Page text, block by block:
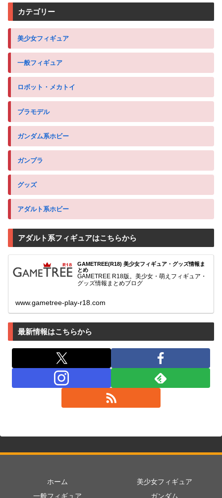
カテゴリー
美少女フィギュア
一般フィギュア
ロボット・メカトイ
プラモデル
ガンダム系ホビー
ガンプラ
グッズ
アダルト系ホビー
アダルト系フィギュアはこちらから
GAMETREE(R18) 美少女フィギュア・グッズ情報ま
とめ
GAMETREE R18版。美少女・萌えフィギュア・
グッズ情報まとめブログ
www.gametree-play-r18.com
最新情報はこちらから
ホーム
美少女フィギュア
一般フィギュア
ガンダム